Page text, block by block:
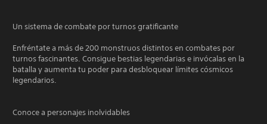
Un sistema de combate por turnos gratificante
Enfréntate a más de 200 monstruos distintos en combates por
turnos fascinantes. Consigue bestias legendarias e invócalas en la
batalla y aumenta tu poder para desbloquear límites cósmicos
legendarios.
Conoce a personajes inolvidables